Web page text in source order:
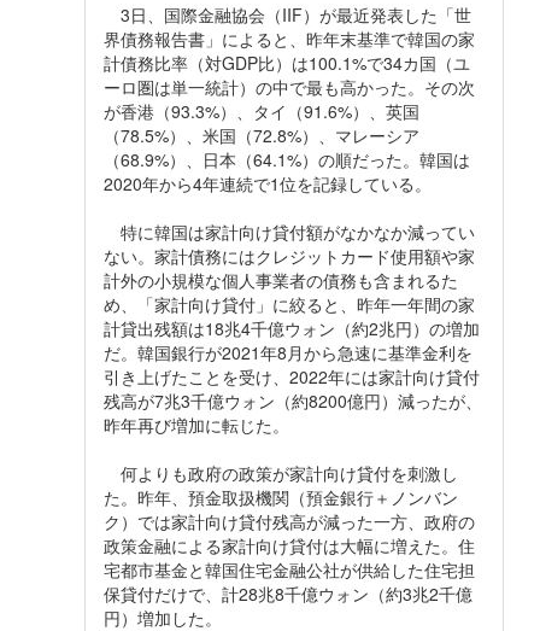
3日、国際金融協会（IIF）が最近発表した「世
界債務報告書」によると、昨年末基準で韓国の家
計債務比率（対GDP比）は100.1%で34カ国（ユ
ーロ圏は単一統計）の中で最も高かった。その次
が香港（93.3%）、タイ（91.6%）、英国
（78.5%）、米国（72.8%）、マレーシア
（68.9%）、日本（64.1%）の順だった。韓国は
2020年から4年連続で1位を記録している。
特に韓国は家計向け貸付額がなかなか減ってい
ない。家計債務にはクレジットカード使用額や家
計外の小規模な個人事業者の債務も含まれるた
め、「家計向け貸付」に絞ると、昨年一年間の家
計貸出残額は18兆4千億ウォン（約2兆円）の増加
だ。韓国銀行が2021年8月から急速に基準金利を
引き上げたことを受け、2022年には家計向け貸付
残高が7兆3千億ウォン（約8200億円）減ったが、
昨年再び増加に転じた。
何よりも政府の政策が家計向け貸付を刺激し
た。昨年、預金取扱機関（預金銀行＋ノンバン
ク）では家計向け貸付残高が減った一方、政府の
政策金融による家計向け貸付は大幅に増えた。住
宅都市基金と韓国住宅金融公社が供給した住宅担
保貸付だけで、計28兆8千億ウォン（約3兆2千億
円）増加した。